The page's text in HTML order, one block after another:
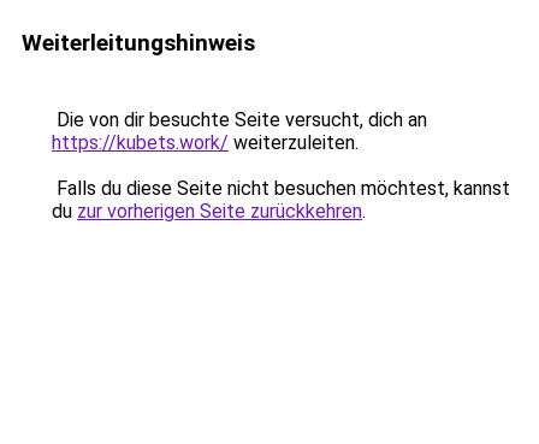
Weiterleitungshinweis
Die von dir besuchte Seite versucht, dich an
https://kubets.work/ weiterzuleiten.
Falls du diese Seite nicht besuchen möchtest, kannst
du zur vorherigen Seite zurückkehren.